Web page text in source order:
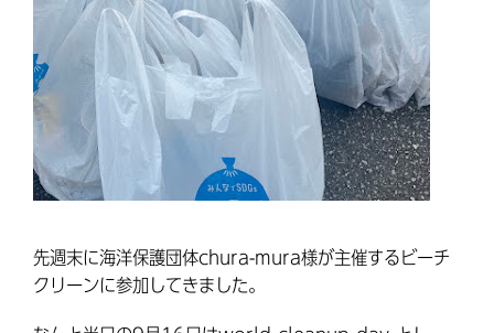
先週末に海洋保護団体chura-mura様が主催するビーチ
クリーンに参加してきました。